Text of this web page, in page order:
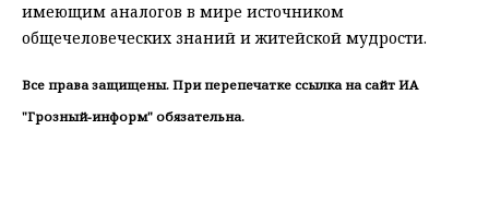
имеющим аналогов в мире источником
общечеловеческих знаний и житейской мудрости.
Все права защищены. При перепечатке ссылка на сайт ИА
"Грозный-информ" обязательна.